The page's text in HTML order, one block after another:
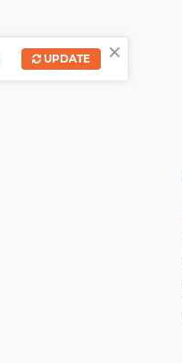
×
UPDATE